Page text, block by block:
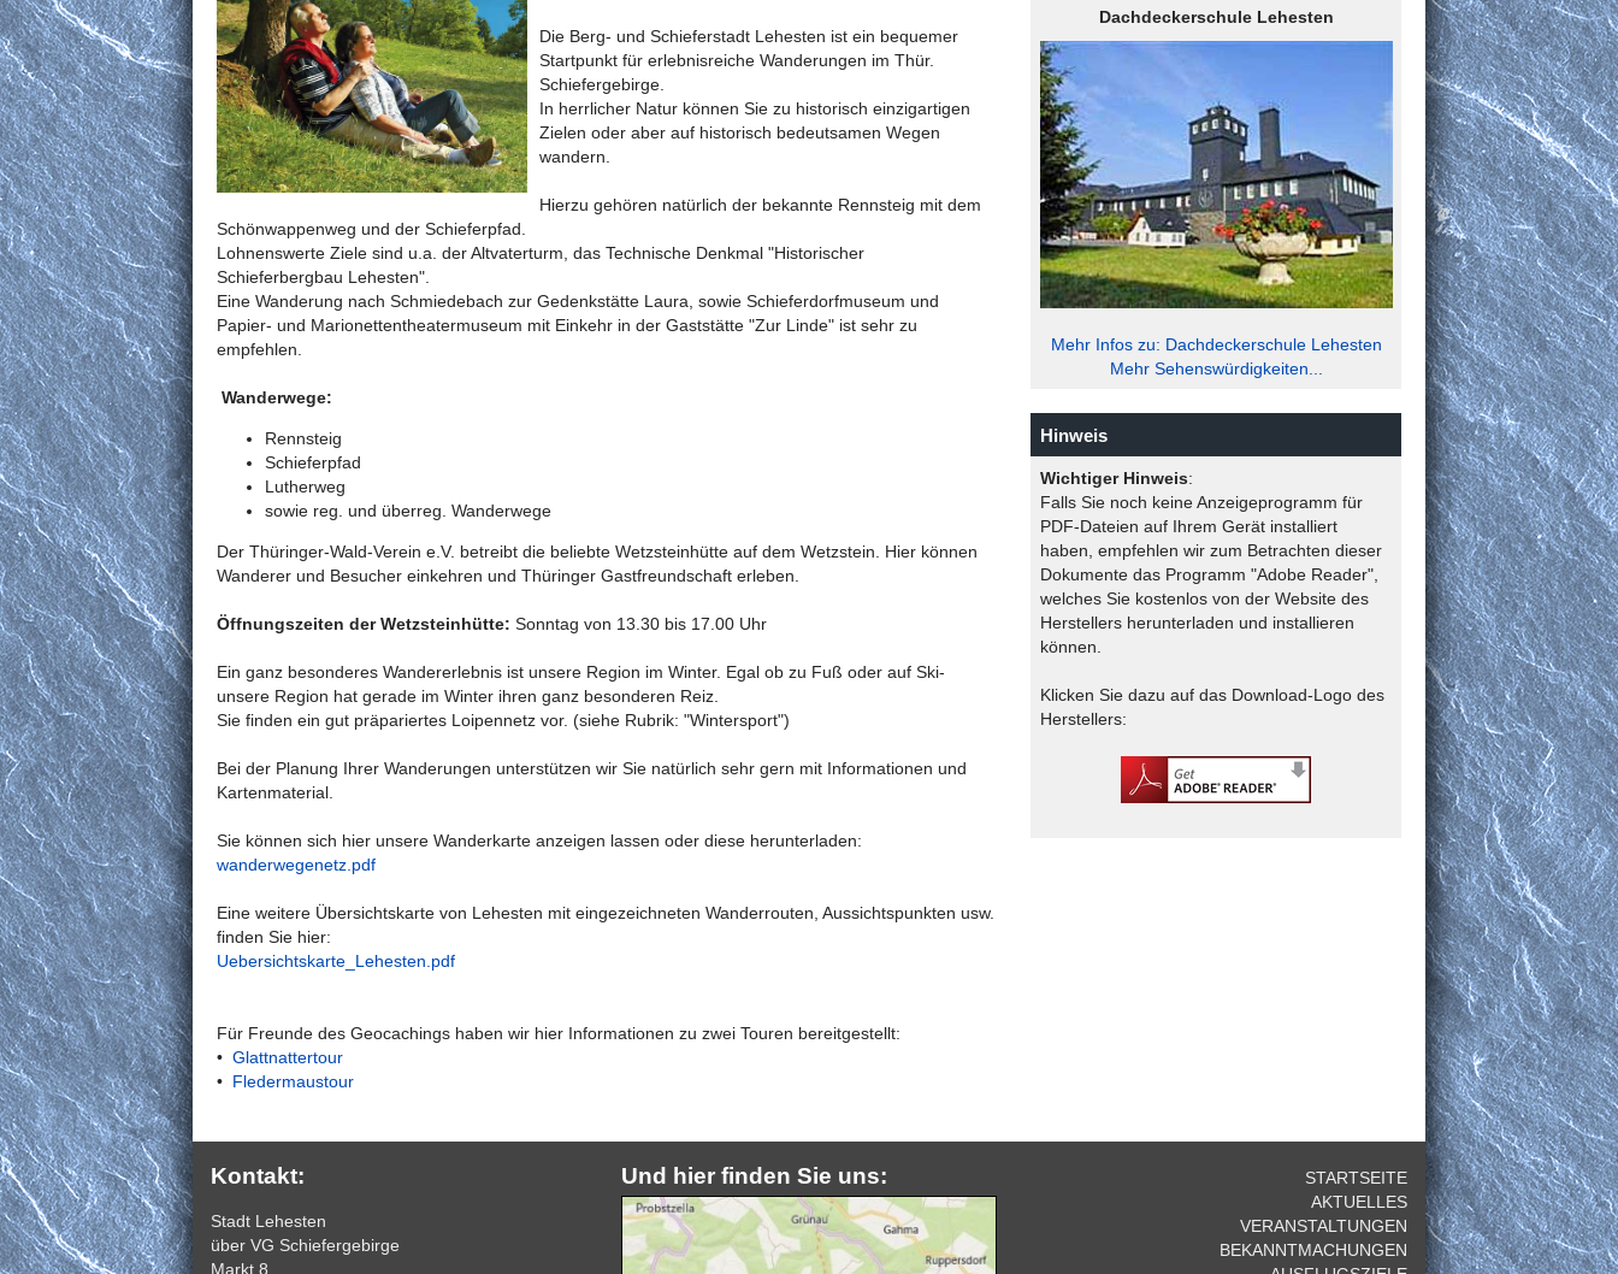
Die Berg- und Schieferstadt Lehesten ist ein bequemer
Startpunkt für erlebnisreiche Wanderungen im Thür.
Schiefergebirge.
In herrlicher Natur können Sie zu historisch einzigartigen
Zielen oder aber auf historisch bedeutsamen Wegen
wandern.
Hierzu gehören natürlich der bekannte Rennsteig mit dem
Schönwappenweg und der Schieferpfad.
Lohnenswerte Ziele sind u.a. der Altvaterturm, das Technische Denkmal "Historischer
Schieferbergbau Lehesten".
Eine Wanderung nach Schmiedebach zur Gedenkstätte Laura, sowie Schieferdorfmuseum und
Papier- und Marionettentheatermuseum mit Einkehr in der Gaststätte "Zur Linde" ist sehr zu
empfehlen.
Wanderwege:
Rennsteig
Schieferpfad
Lutherweg
sowie reg. und überreg. Wanderwege
Der Thüringer-Wald-Verein e.V. betreibt die beliebte Wetzsteinhütte auf dem Wetzstein. Hier können
Wanderer und Besucher einkehren und Thüringer Gastfreundschaft erleben.
Öffnungszeiten der Wetzsteinhütte: Sonntag von 13.30 bis 17.00 Uhr
Ein ganz besonderes Wandererlebnis ist unsere Region im Winter. Egal ob zu Fuß oder auf Ski-
unsere Region hat gerade im Winter ihren ganz besonderen Reiz.
Sie finden ein gut präpariertes Loipennetz vor. (siehe Rubrik: "Wintersport")
Bei der Planung Ihrer Wanderungen unterstützen wir Sie natürlich sehr gern mit Informationen und
Kartenmaterial.
Sie können sich hier unsere Wanderkarte anzeigen lassen oder diese herunterladen:
wanderwegenetz.pdf
Eine weitere Übersichtskarte von Lehesten mit eingezeichneten Wanderrouten, Aussichtspunkten usw.
finden Sie hier:
Uebersichtskarte_Lehesten.pdf
Für Freunde des Geocachings haben wir hier Informationen zu zwei Touren bereitgestellt:
• Glattnattertour
• Fledermaustour
Dachdeckerschule Lehesten
Mehr Infos zu: Dachdeckerschule Lehesten
Mehr Sehenswürdigkeiten...
Hinweis
Wichtiger Hinweis:
Falls Sie noch keine Anzeigeprogramm für
PDF-Dateien auf Ihrem Gerät installiert
haben, empfehlen wir zum Betrachten dieser
Dokumente das Programm "Adobe Reader",
welches Sie kostenlos von der Website des
Herstellers herunterladen und installieren
können.
Klicken Sie dazu auf das Download-Logo des
Herstellers:
Kontakt:
Stadt Lehesten
über VG Schiefergebirge
Markt 8
Und hier finden Sie uns:
STARTSEITE
AKTUELLES
VERANSTALTUNGEN
BEKANNTMACHUNGEN